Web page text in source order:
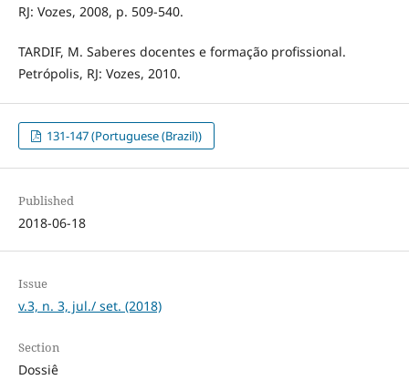
RJ: Vozes, 2008, p. 509-540.
TARDIF, M. Saberes docentes e formação profissional.
Petrópolis, RJ: Vozes, 2010.
131-147 (Portuguese (Brazil))
Published
2018-06-18
Issue
v.3, n. 3, jul./ set. (2018)
Section
Dossiê